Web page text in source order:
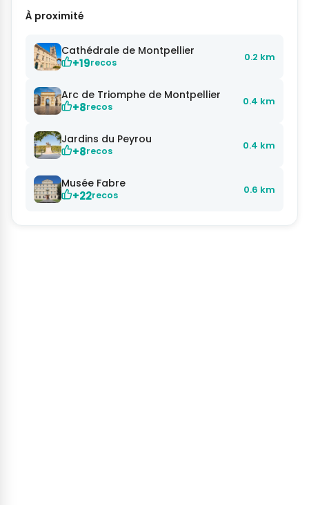
À proximité
Cathédrale de Montpellier
+19recos 0.2 km
Arc de Triomphe de Montpellier
+8recos 0.4 km
Jardins du Peyrou
+8recos 0.4 km
Musée Fabre
+22recos 0.6 km